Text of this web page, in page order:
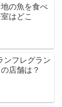
の魚を食べ
はどこ
ンフレグラン
店舗は？